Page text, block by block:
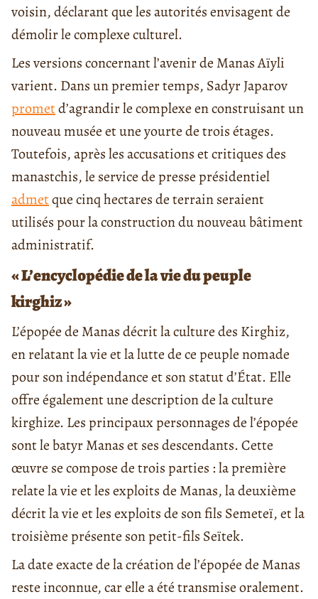
voisin, déclarant que les autorités envisagent de
démolir le complexe culturel.
Les versions concernant l’avenir de Manas Aïyli
varient. Dans un premier temps, Sadyr Japarov
prometd’agrandir le complexe en construisant un
nouveau musée et une yourte de trois étages.
Toutefois, après les accusations et critiques des
manastchis, le service de presse présidentiel
admetque cinq hectares de terrain seraient
utilisés pour la construction du nouveau bâtiment
administratif.
« L’encyclopédie de la vie du peuple
kirghiz »
L’épopée de Manas décrit la culture des Kirghiz,
en relatant la vie et la lutte de ce peuple nomade
pour son indépendance et son statut d’État. Elle
offre également une description de la culture
kirghize. Les principaux personnages de l’épopée
sont le batyr Manas et ses descendants. Cette
œuvre se compose de trois parties : la première
relate la vie et les exploits de Manas, la deuxième
décrit la vie et les exploits de son fils Semeteï, et la
troisième présente son petit-fils Seïtek.
La date exacte de la création de l’épopée de Manas
reste inconnue, car elle a été transmise oralement.